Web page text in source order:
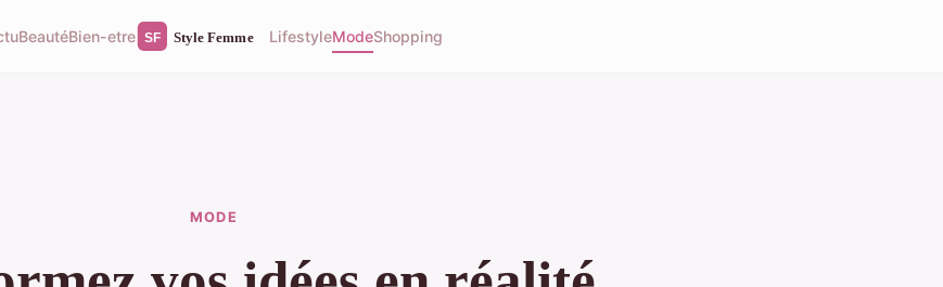
BeautéBien-etre LifestyleModeShopping
MODE